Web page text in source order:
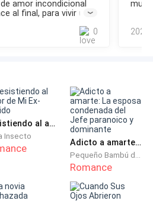
amor incondicional
al final, para vivir un
que la gente
pasar a cualquiera,
0
muy
Resistiendo al amor de Mi Ex-Marido
Insecto
Adicto a amarte: La esposa condenada del Jefe paranoico y dominante
Romance